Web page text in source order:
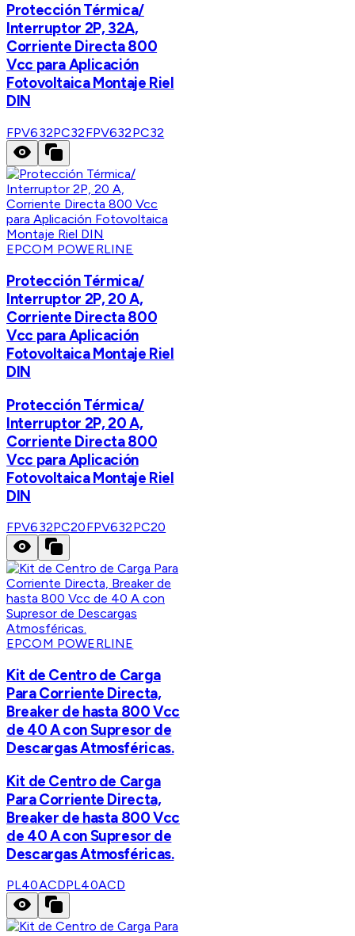
Protección Térmica/
Interruptor 2P, 32A,
Corriente Directa 800
Vcc para Aplicación
Fotovoltaica Montaje Riel
DIN
FPV632PC32FPV632PC32
EPCOM POWERLINE
Protección Térmica/
Interruptor 2P, 20 A,
Corriente Directa 800
Vcc para Aplicación
Fotovoltaica Montaje Riel
DIN
Protección Térmica/
Interruptor 2P, 20 A,
Corriente Directa 800
Vcc para Aplicación
Fotovoltaica Montaje Riel
DIN
FPV632PC20FPV632PC20
EPCOM POWERLINE
Kit de Centro de Carga
Para Corriente Directa,
Breaker de hasta 800 Vcc
de 40 A con Supresor de
Descargas Atmosféricas.
Kit de Centro de Carga
Para Corriente Directa,
Breaker de hasta 800 Vcc
de 40 A con Supresor de
Descargas Atmosféricas.
PL40ACDPL40ACD